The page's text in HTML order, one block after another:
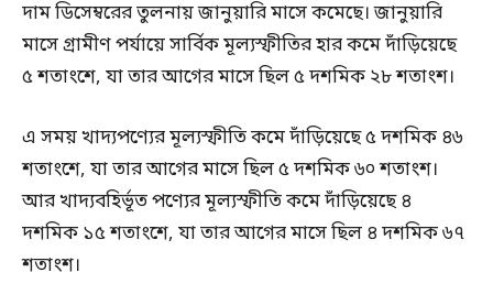
দাম ডিসেম্বরের তুলনায় জানুয়ারি মাসে কমেছে। জানুয়ারি
মাসে গ্রামীণ পর্যায়ে সার্বিক মূল্যস্ফীতির হার কমে দাঁড়িয়েছে
৫ শতাংশে, যা তার আগের মাসে ছিল ৫ দশমিক ২৮ শতাংশ।
এ সময় খাদ্যপণ্যের মূল্যস্ফীতি কমে দাঁড়িয়েছে ৫ দশমিক ৪৬
শতাংশে, যা তার আগের মাসে ছিল ৫ দশমিক ৬০ শতাংশ।
আর খাদ্যবহির্ভূত পণ্যের মূল্যস্ফীতি কমে দাঁড়িয়েছে ৪
দশমিক ১৫ শতাংশে, যা তার আগের মাসে ছিল ৪ দশমিক ৬৭
শতাংশ।